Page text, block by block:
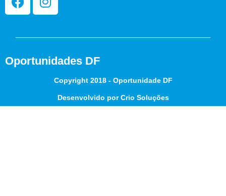
Oportunidades DF
Copyright 2018 - Oportunidade DF
Desenvolvido por Crio Soluções